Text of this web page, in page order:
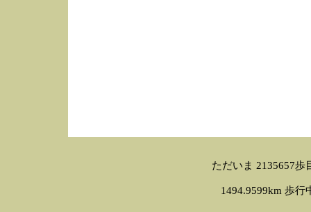
ただいま 2135657歩
1494.9599km 歩行